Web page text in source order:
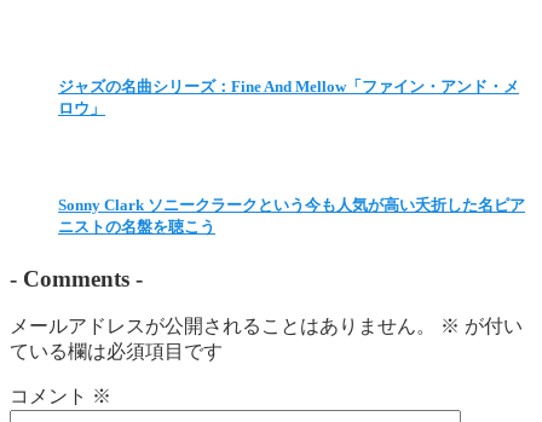
ジャズの名曲シリーズ：Fine And Mellow「ファイン・アンド・メ
ロウ」
Sonny Clark ソニークラークという今も人気が高い夭折した名ピア
ニストの名盤を聴こう
- Comments -
メールアドレスが公開されることはありません。 ※ が付い
ている欄は必須項目です
コメント ※